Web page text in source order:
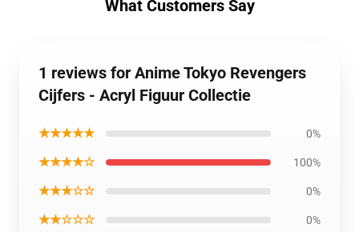
What Customers Say
1 reviews for Anime Tokyo Revengers
Cijfers - Acryl Figuur Collectie
★★★★★ 0%
★★★★☆ 100%
★★★☆☆ 0%
★★☆☆☆ 0%